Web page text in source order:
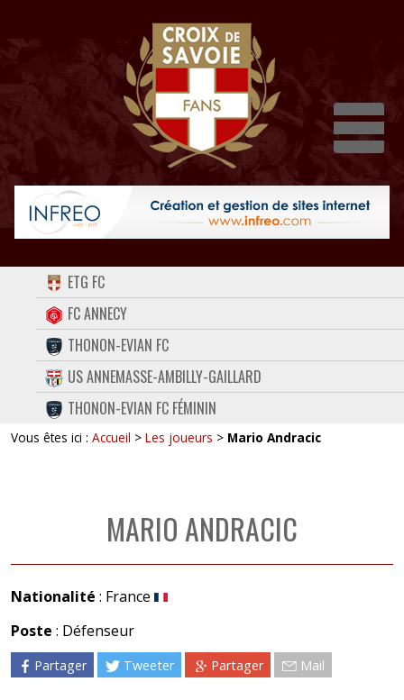
ACCUEIL
FORUM
CONTACT
FACEBOOK
TWITTER
ETG FC
FC ANNECY
THONON-EVIAN FC
US ANNEMASSE-AMBILLY-GAILLARD
THONON-EVIAN FC FÉMININ
Vous êtes ici : Accueil > Les joueurs > Mario Andracic
MARIO ANDRACIC
Nationalité : France
Poste : Défenseur
Partager Tweeter Partager Mail